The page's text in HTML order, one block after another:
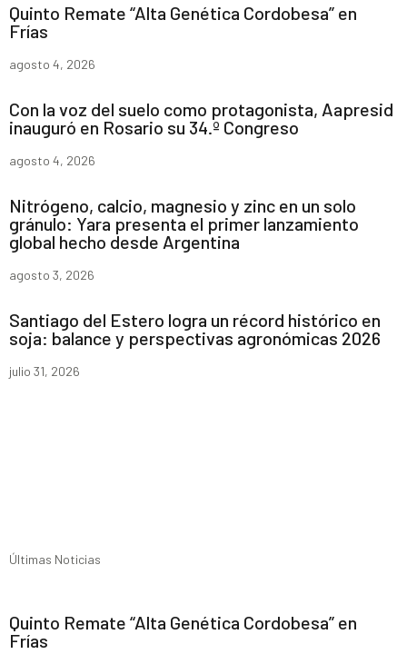
Quinto Remate “Alta Genética Cordobesa” en
Frías
agosto 4, 2026
Con la voz del suelo como protagonista, Aapresid
inauguró en Rosario su 34.º Congreso
agosto 4, 2026
Nitrógeno, calcio, magnesio y zinc en un solo
gránulo: Yara presenta el primer lanzamiento
global hecho desde Argentina
agosto 3, 2026
Santiago del Estero logra un récord histórico en
soja: balance y perspectivas agronómicas 2026
julio 31, 2026
Últimas Noticias
Quinto Remate “Alta Genética Cordobesa” en
Frías